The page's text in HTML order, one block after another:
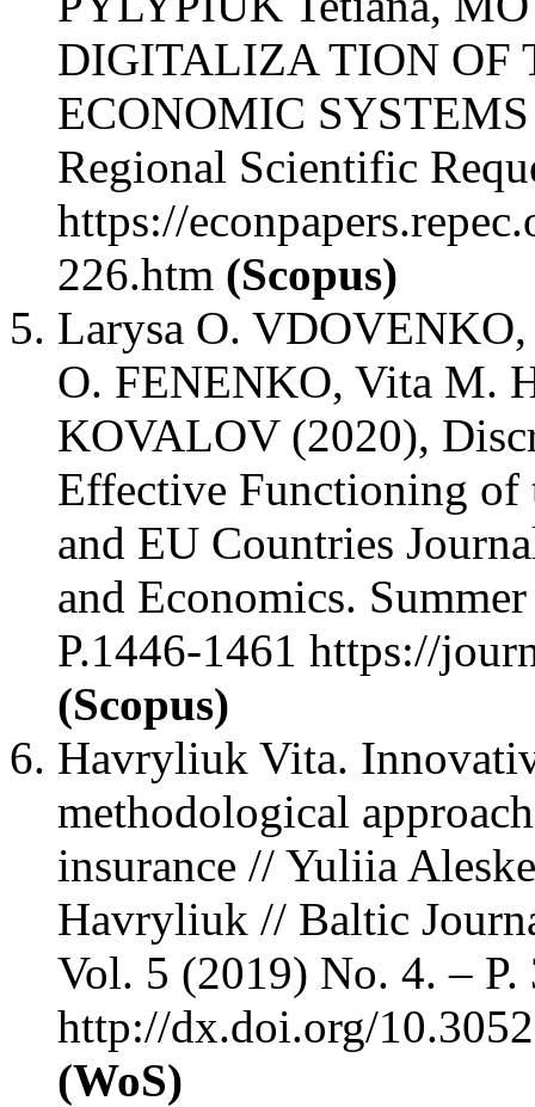
DIGITALIZA TION OF
ECONOMIC
Regional Scientific
https://
226.htm (Scopus)
Larysa O.
O. FENENKO, Vita M.
KOVALOV (2020),
Effective Functioning of
and EU Countries
and Economics.
P.1446-1461 https://
(Scopus)
Havryliuk Vita.
methodological
insurance // Yuliia
Havryliuk // Baltic
Vol. 5 (2019) No. 4. –
http://dx.doi.org/
(WoS)